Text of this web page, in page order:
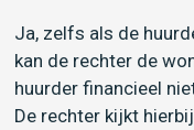
Ja, zelfs als de
kan de rechter de
huurder financieel
De rechter kijkt